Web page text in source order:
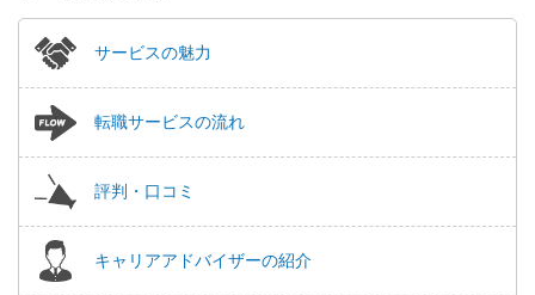
サービスの魅力
転職サービスの流れ
評判・口コミ
キャリアアドバイザーの紹介